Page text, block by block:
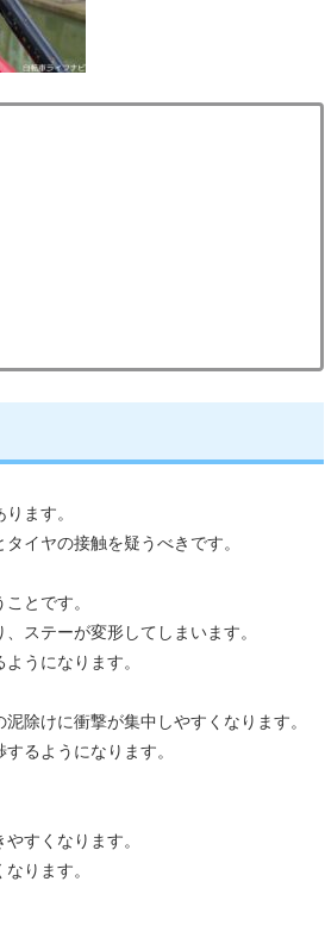
ます。
イヤの接触を疑うべきです。
とです。
ステーが変形してしまいます。
うになります。
除けに衝撃が集中しやすくなります。
るようになります。
すくなります。
ります。